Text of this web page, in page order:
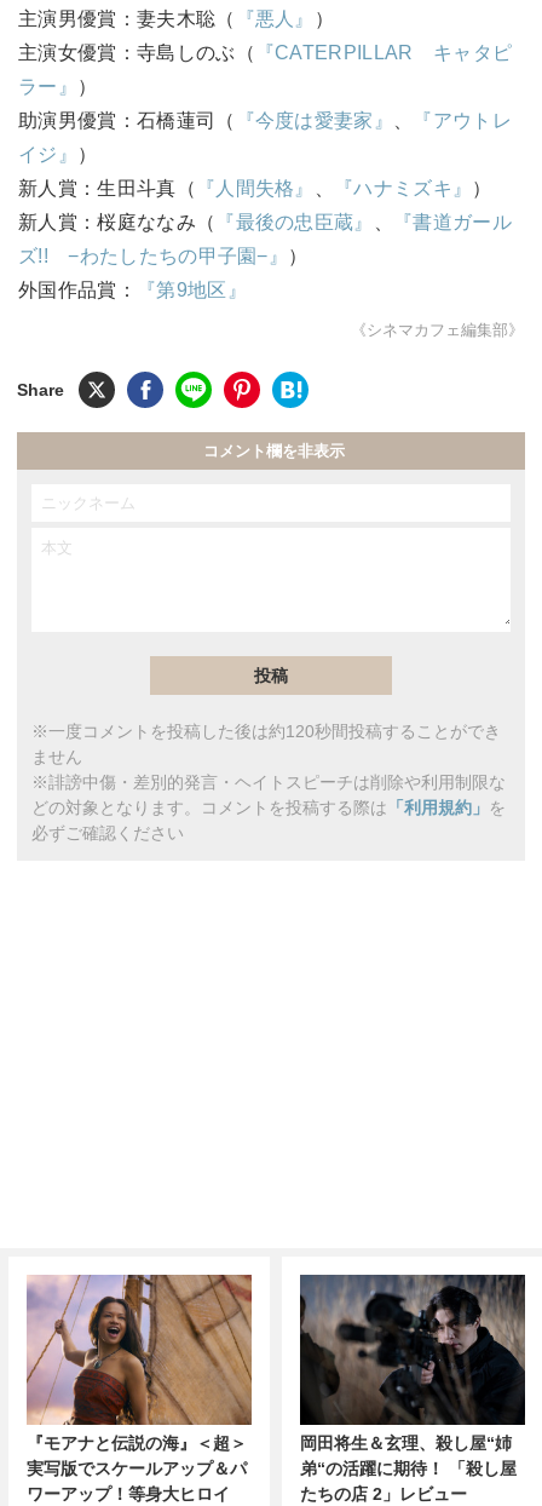
主演男優賞：妻夫木聡（ 『悪人』
）
主演女優賞：寺島しのぶ（
『CATERPILLAR キャタピ
ラー』
）
助演男優賞：石橋蓮司（
『今度は愛妻家』
『アウトレ
イジ』
）
新人賞：生田斗真（
『人間失格』 『ハナミズキ』 ）
新人賞：桜庭ななみ（
『最後の忠臣蔵』
『書道ガール
ズ!! −わたしたちの甲子園−』
）
外国作品賞：
『第9地区』
《シネマカフェ編集部》
コメント欄を非表示
※一度コメントを投稿した後は約120秒間投稿することができ
ません
※誹謗中傷・差別的発言・ヘイトスピーチは削除や利用制限な
どの対象となります。コメントを投稿する際は 「利用規約」 を
必ずご確認ください
『モアナと伝説の海』＜超＞
実写版でスケールアップ＆パ
ワーアップ！等身大ヒロイ
岡田将生＆玄理、殺し屋“姉
弟“の活躍に期待！ 「殺し屋
たちの店 2」レビュー